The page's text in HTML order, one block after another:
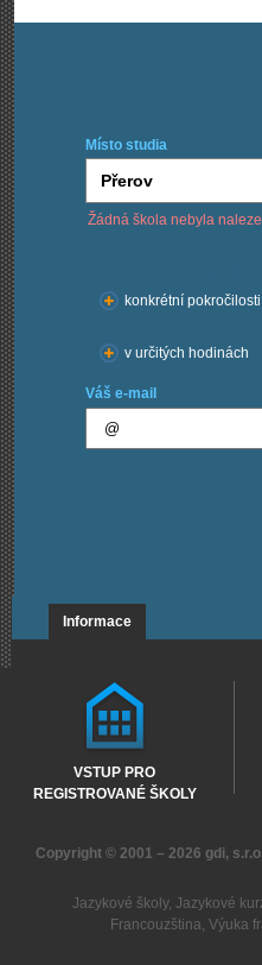
Místo studia
Žádná škola nebyla
konkrétní pokročilosti
v určitých hodinách
Váš e-mail
Informace
VSTUP PRO
REGISTROVANÉ ŠKOLY
Copyright © 2001 – 2026 gdi,
Jazykové školy, Jazykové
Francouzština,Výuka